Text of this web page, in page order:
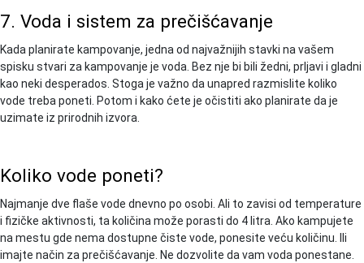
7. Voda i sistem za prečišćavanje
Kada planirate kampovanje, jedna od najvažnijih stavki na vašem
spisku stvari za kampovanje je voda. Bez nje bi bili žedni, prljavi i gladni
kao neki desperados. Stoga je važno da unapred razmislite koliko
vode treba poneti. Potom i kako ćete je očistiti ako planirate da je
uzimate iz prirodnih izvora.
Koliko vode poneti?
Najmanje dve flaše vode dnevno po osobi. Ali to zavisi od temperature
i fizičke aktivnosti, ta količina može porasti do 4 litra. Ako kampujete
na mestu gde nema dostupne čiste vode, ponesite veću količinu. Ili
imajte način za prečišćavanje. Ne dozvolite da vam voda ponestane.